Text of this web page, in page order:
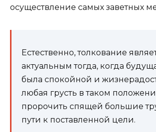
осуществление самых заветных
Естественно, толкование
актуальным тогда, когда
была спокойной и
любая грусть в таком
пророчить спящей большие
пути к поставленной цели.